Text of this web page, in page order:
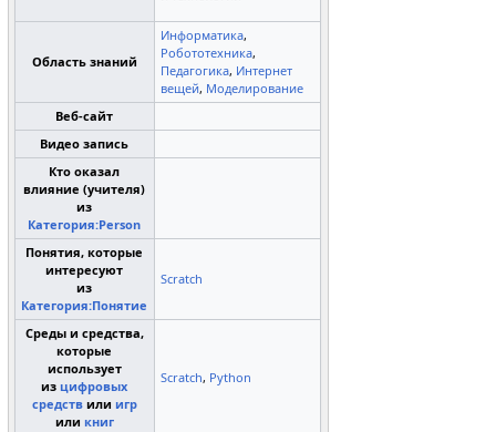
Область знаний
Информатика,
Робототехника,
Педагогика, Интернет
вещей, Моделирование
Веб-сайт
Видео запись
Кто оказал
влияние (учителя)
из
Категория:Person
Понятия, которые
интересуют
из
Категория:Понятие
Scratch
Среды и средства,
которые
использует
изцифровых
средствили игр
или книг
Scratch, Python